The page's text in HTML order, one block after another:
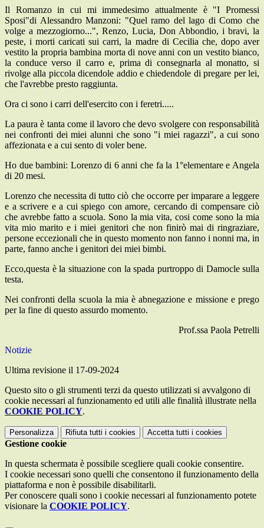
Il Romanzo in cui mi immedesimo attualmente è "I Promessi
Sposi"di Alessandro Manzoni: "Quel ramo del lago di Como che
volge a mezzogiorno...", Renzo, Lucia, Don Abbondio, i bravi, la
peste, i morti caricati sui carri, la madre di Cecilia che, dopo aver
vestito la propria bambina morta di nove anni con un vestito bianco,
la conduce verso il carro e, prima di consegnarla al monatto, si
rivolge alla piccola dicendole addio e chiedendole di pregare per lei,
che l'avrebbe presto raggiunta.
Ora ci sono i carri dell'esercito con i feretri.....
La paura è tanta come il lavoro che devo svolgere con responsabilità
nei confronti dei miei alunni che sono "i miei ragazzi", a cui sono
affezionata e a cui sento di voler bene.
Ho due bambini: Lorenzo di 6 anni che fa la 1°elementare e Angela
di 20 mesi.
Lorenzo che necessita di tutto ciò che occorre per imparare a leggere
e a scrivere e a cui spiego con amore, cercando di compensare ciò
che avrebbe fatto a scuola. Sono la mia vita, cosi come sono la mia
vita mio marito e i miei genitori che non finirò mai di ringraziare,
persone eccezionali che in questo momento non fanno i nonni ma, in
parte, fanno anche i genitori dei miei bimbi.
Ecco,questa è la situazione con la spada purtroppo di Damocle sulla
testa.
Nei confronti della scuola la mia è abnegazione e missione e prego
per la fine di questo assurdo momento.
Prof.ssa Paola Petrelli
Notizie
Ultima revisione il 17-09-2024
Questo sito o gli strumenti terzi da questo utilizzati si avvalgono di
cookie necessari al funzionamento ed utili alle finalità illustrate nella
COOKIE POLICY.
Personalizza Rifiuta tutti i cookies Accetta tutti i cookies
Gestione cookie
In questa schermata è possibile scegliere quali cookie consentire.
I cookie necessari sono quelli che consentono il funzionamento della
piattaforma e non è possibile disabilitarli.
Per conoscere quali sono i cookie necessari al funzionamento potete
visionare la COOKIE POLICY.